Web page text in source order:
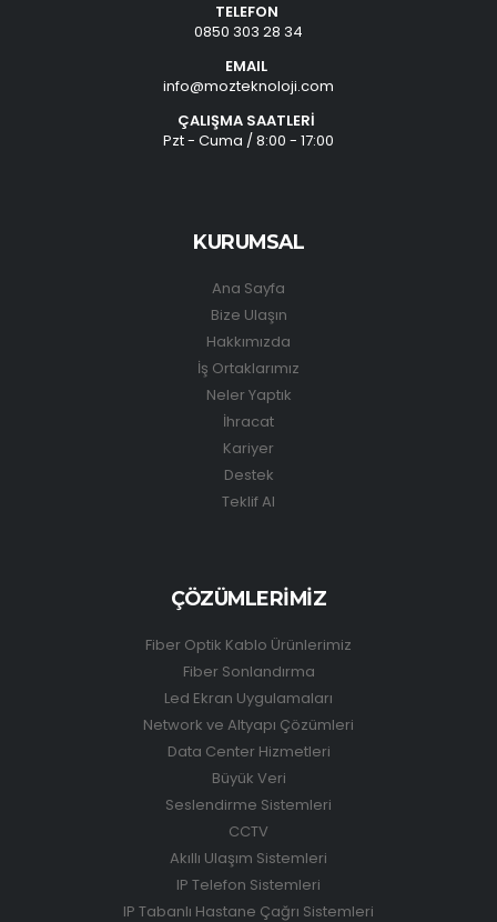
TELEFON
0850 303 28 34
EMAIL
info@mozteknoloji.com
ÇALIŞMA SAATLERİ
Pzt - Cuma / 8:00 - 17:00
KURUMSAL
Ana Sayfa
Bize Ulaşın
Hakkımızda
İş Ortaklarımız
Neler Yaptık
İhracat
Kariyer
Destek
Teklif Al
ÇÖZÜMLERİMİZ
Fiber Optik Kablo Ürünlerimiz
Fiber Sonlandırma
Led Ekran Uygulamaları
Network ve Altyapı Çözümleri
Data Center Hizmetleri
Büyük Veri
Seslendirme Sistemleri
CCTV
Akıllı Ulaşım Sistemleri
IP Telefon Sistemleri
IP Tabanlı Hastane Çağrı Sistemleri